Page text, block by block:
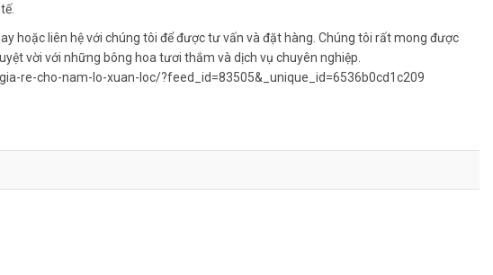
hoặc liên hệ với chúng tôi để được tư vấn và đặt hàng. Chúng tôi rất mong được
vời với những bông hoa tươi thắm và dịch vụ chuyên nghiệp.
re-cho-nam-lo-xuan-loc/?feed_id=83505&_unique_id=6536b0cd1c209